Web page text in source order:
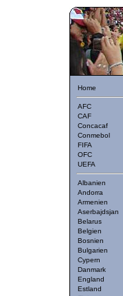
Home
AFC
CAF
Concacaf
Conmebol
FIFA
OFC
UEFA
Albanien
Andorra
Armenien
Aserbajdsjan
Belarus
Belgien
Bosnien
Bulgarien
Cypern
Danmark
England
Estland